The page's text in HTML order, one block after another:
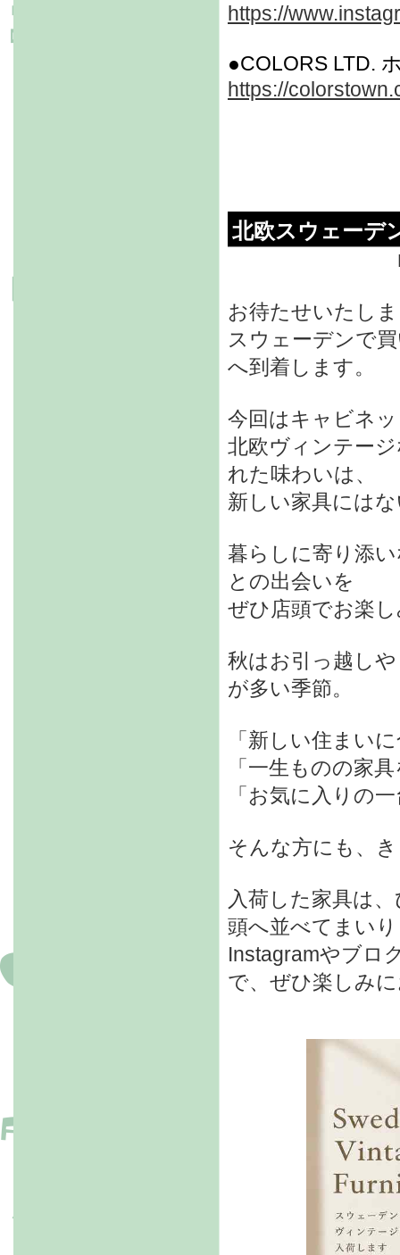
https://
●COLORS LTD.
https://
北欧スウェーデ
お待たせいたし
スウェーデンで
へ到着します。
今回はキャビネ
北欧ヴィンテー
れた味わいは、
新しい家具には
暮らしに寄り添
との出会いを
ぜひ店頭でお楽
秋はお引っ越し
が多い季節。
「新しい住まい
「一生ものの家
「お気に入りの
そんな方にも、
入荷した家具は
頭へ並べてまい
Instagramやブロ
で、ぜひ楽しみ